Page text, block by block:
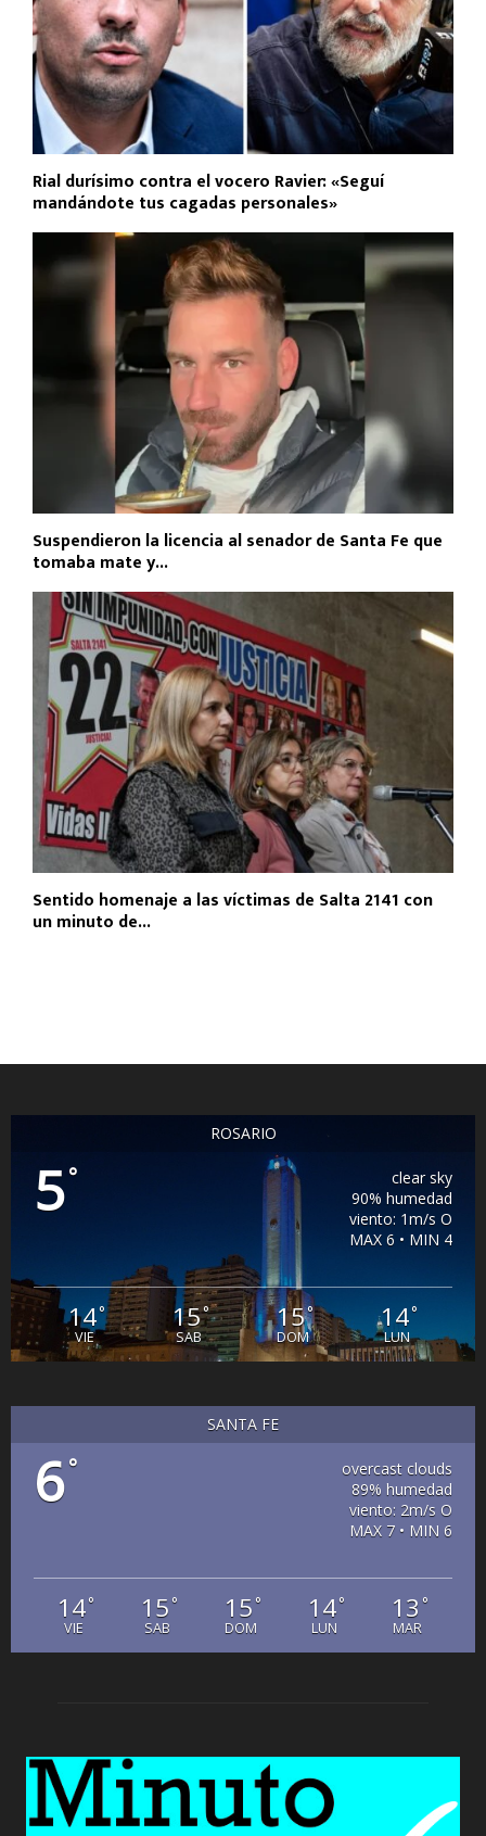
Rial durísimo contra el vocero Ravier: «Seguí
mandándote tus cagadas personales»
Suspendieron la licencia al senador de Santa Fe que
tomaba mate y...
Sentido homenaje a las víctimas de Salta 2141 con
un minuto de...
ROSARIO
5°
clear sky
90% humedad
viento: 1m/s O
MAX 6 • MIN 4
14°
VIE
15°
SAB
15°
DOM
14°
LUN
SANTA FE
6°
overcast clouds
89% humedad
viento: 2m/s O
MAX 7 • MIN 6
14°
VIE
15°
SAB
15°
DOM
14°
LUN
13 °
MAR